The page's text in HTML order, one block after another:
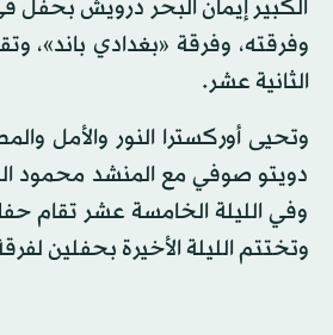
الكبير إيمان البحر درويش بحفل
وفرقته، وفرقة «بغدادي باند»،
الثانية عشر.
وتحيى أوركسترا النور والأمل
دويتو صوفي مع المنشد محمود
وفي الليلة الخامسة عشر تقام
وتختتم الليلة الأخيرة بحفلين